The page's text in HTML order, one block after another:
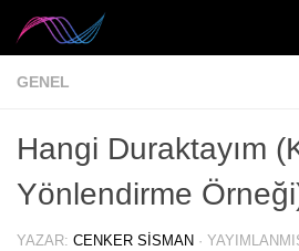
Skip to content
GENEL
Hangi Duraktayım
Yönlendirme
YAZAR: CENKER SISMAN ·